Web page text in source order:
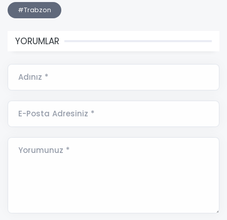
#Trabzon
YORUMLAR
Adınız *
E-Posta Adresiniz *
Yorumunuz *